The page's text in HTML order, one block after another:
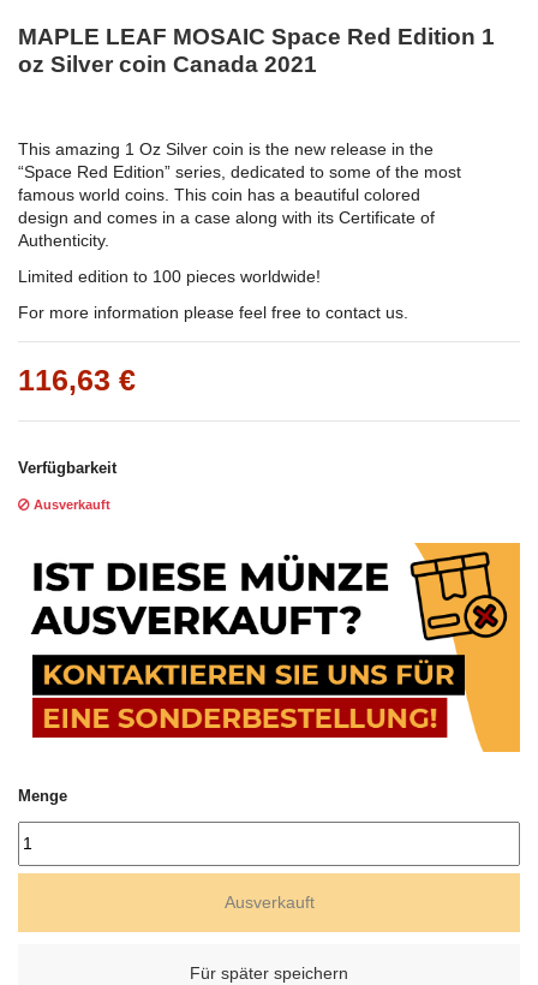
MAPLE LEAF MOSAIC Space Red Edition 1
oz Silver coin Canada 2021
This amazing 1 Oz Silver coin is the new release in the
“Space Red Edition” series, dedicated to some of the most
famous world coins. This coin has a beautiful colored
design and comes in a case along with its Certificate of
Authenticity.
Limited edition to 100 pieces worldwide!
For more information please feel free to contact us.
116,63 €
Verfügbarkeit
Ausverkauft
Menge
Ausverkauft
Für später speichern